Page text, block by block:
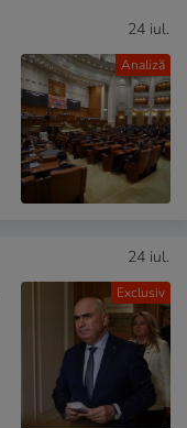
Analiză
24 iul.
Exclusiv
24 iul.